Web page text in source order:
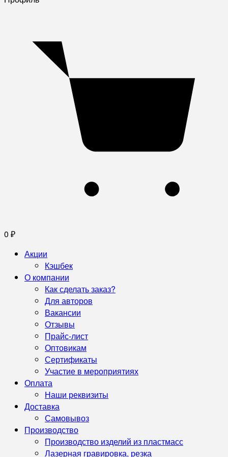
0 ₽
Акции
Кэшбек
О компании
Как сделать заказ?
Для авторов
Вакансии
Отзывы
Прайс-лист
Оптовикам
Сертификаты
Участие в мероприятиях
Оплата
Наши реквизиты
Доставка
Самовывоз
Производство
Производство изделий из пластмасс
Лазерная гравировка, резка